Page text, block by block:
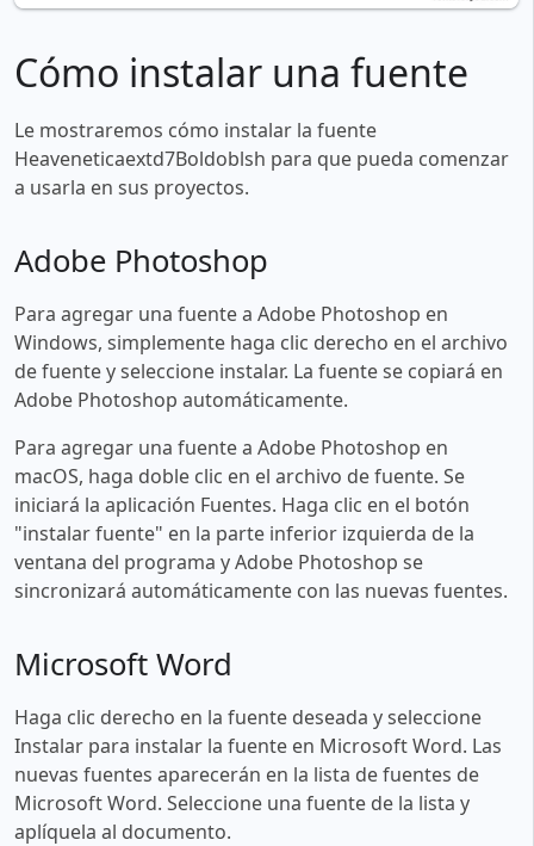
Cómo instalar una fuente
Le mostraremos cómo instalar la fuente
Heaveneticaextd7Boldoblsh para que pueda comenzar
a usarla en sus proyectos.
Adobe Photoshop
Para agregar una fuente a Adobe Photoshop en
Windows, simplemente haga clic derecho en el archivo
de fuente y seleccione instalar. La fuente se copiará en
Adobe Photoshop automáticamente.
Para agregar una fuente a Adobe Photoshop en
macOS, haga doble clic en el archivo de fuente. Se
iniciará la aplicación Fuentes. Haga clic en el botón
"instalar fuente" en la parte inferior izquierda de la
ventana del programa y Adobe Photoshop se
sincronizará automáticamente con las nuevas fuentes.
Microsoft Word
Haga clic derecho en la fuente deseada y seleccione
Instalar para instalar la fuente en Microsoft Word. Las
nuevas fuentes aparecerán en la lista de fuentes de
Microsoft Word. Seleccione una fuente de la lista y
aplíquela al documento.